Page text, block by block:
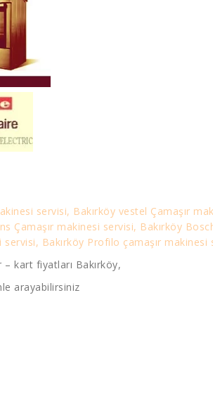
servisi, Bakırköy vestel Çamaşır
Çamaşır makinesi servisi, Bakırköy
Bakırköy Profilo çamaşır makinesi
kart fiyatları Bakırköy,
arayabilirsiniz